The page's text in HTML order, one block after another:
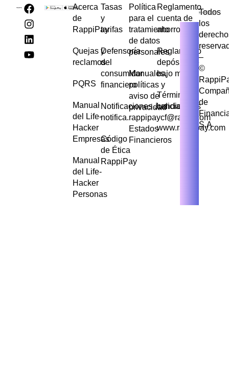
Acerca
de
RappiPay
Quejas y
reclamos
PQRS
Manual
del Life-
Hacker
Empresas
Manual
del Life-
Hacker
Personas
Tasas
y
tarifas
Defensoría
del
consumidor
financiero
Notificaciones Judiciales
notifica.rappipaycf@rappi.com
Código
de Ética
RappiPay
Política
para el
tratamiento
de datos
personales
Manuales,
políticas y
aviso de
privacidad
Estados
Financieros
Reglamento
cuenta de
ahorros
Reglamento
depósito de
bajo monto
Términos y
condiciones
www.rappipay.com
Todos
los
–
©
de
S.A